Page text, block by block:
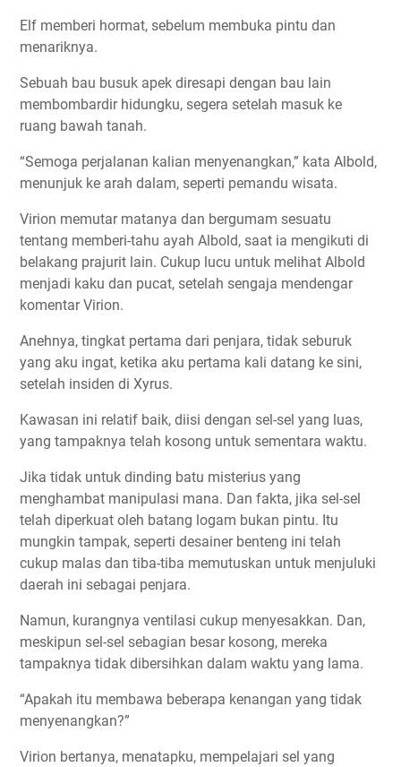
Elf memberi hormat, sebelum membuka pintu dan
menariknya.
Sebuah bau busuk apek diresapi dengan bau lain
membombardir hidungku, segera setelah masuk ke
ruang bawah tanah.
“Semoga perjalanan kalian menyenangkan,” kata Albold,
menunjuk ke arah dalam, seperti pemandu wisata.
Virion memutar matanya dan bergumam sesuatu
tentang memberi-tahu ayah Albold, saat ia mengikuti di
belakang prajurit lain. Cukup lucu untuk melihat Albold
menjadi kaku dan pucat, setelah sengaja mendengar
komentar Virion.
Anehnya, tingkat pertama dari penjara, tidak seburuk
yang aku ingat, ketika aku pertama kali datang ke sini,
setelah insiden di Xyrus.
Kawasan ini relatif baik, diisi dengan sel-sel yang luas,
yang tampaknya telah kosong untuk sementara waktu.
Jika tidak untuk dinding batu misterius yang
menghambat manipulasi mana. Dan fakta, jika sel-sel
telah diperkuat oleh batang logam bukan pintu. Itu
mungkin tampak, seperti desainer benteng ini telah
cukup malas dan tiba-tiba memutuskan untuk menjuluki
daerah ini sebagai penjara.
Namun, kurangnya ventilasi cukup menyesakkan. Dan,
meskipun sel-sel sebagian besar kosong, mereka
tampaknya tidak dibersihkan dalam waktu yang lama.
“Apakah itu membawa beberapa kenangan yang tidak
menyenangkan?”
Virion bertanya, menatapku, mempelajari sel yang